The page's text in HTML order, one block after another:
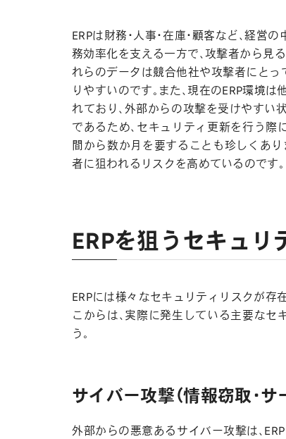
ERPは財務・人事・在庫・顧客など、経
務効率化を支える一方で、攻撃者から見
れらのデータは競合他社や攻撃者にとっ
りやすいのです。また、現在のERP環境
れており、外部からの攻撃を受けやすい
であるため、セキュリティ更新を行う際
間から数か月を要することも珍しくあ
者に狙われるリスクを高めているのです。
ERPを狙うセキュリ
ERPには様々なセキュリティリスクが存
こからは、実際に発生している主要なセ
う。
サイバー攻撃（情報窃取・サ
外部からの悪意あるサイバー攻撃は、